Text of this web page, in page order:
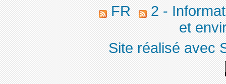
FR
2 -
et
Site réalisé avec